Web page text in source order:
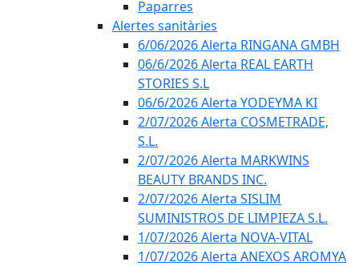
Paparres
Alertes sanitàries
6/06/2026 Alerta RINGANA GMBH
06/6/2026 Alerta REAL EARTH
STORIES S.L
06/6/2026 Alerta YODEYMA KI
2/07/2026 Alerta COSMETRADE,
S.L.
2/07/2026 Alerta MARKWINS
BEAUTY BRANDS INC.
2/07/2026 Alerta SISLIM
SUMINISTROS DE LIMPIEZA S.L.
1/07/2026 Alerta NOVA-VITAL
1/07/2026 Alerta ANEXOS AROMYA